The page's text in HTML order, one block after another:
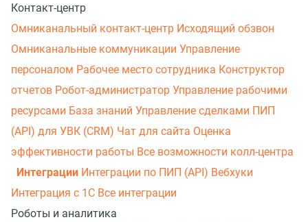
Контакт-центр
Омниканальный контакт-центр Исходящий обзвон
Омниканальные коммуникации Управление
персоналом Рабочее место сотрудника Конструктор
отчетов Робот-администратор Управление рабочими
ресурсами База знаний Управление сделками ПИП
(API) для УВК (CRM) Чат для сайта Оценка
эффективности работы Все возможности колл-центра
Интеграции Интеграции по ПИП (API) Вебхуки
Интеграция с 1С Все интеграции
Роботы и аналитика